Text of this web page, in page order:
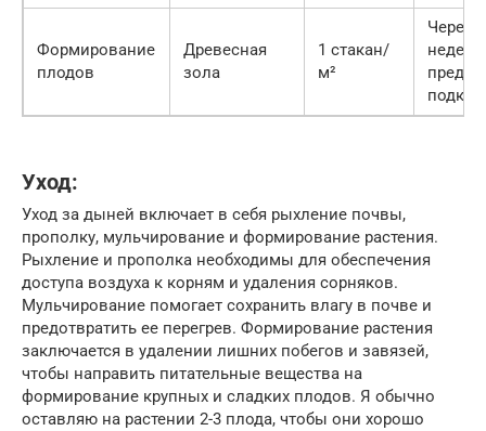
Формирование
плодов
Древесная
зола
1 стакан/
м²
Через 2
Уход:
Уход за дыней включает в себя рыхление почвы,
прополку, мульчирование и формирование растения.
Рыхление и прополка необходимы для обеспечения
доступа воздуха к корням и удаления сорняков.
Мульчирование помогает сохранить влагу в почве и
предотвратить ее перегрев. Формирование растения
заключается в удалении лишних побегов и завязей,
чтобы направить питательные вещества на
формирование крупных и сладких плодов. Я обычно
оставляю на растении 2-3 плода, чтобы они хорошо